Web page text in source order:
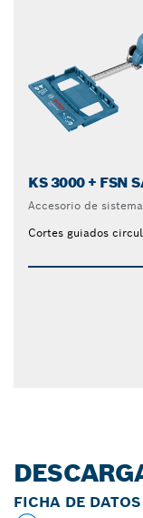
KS 3000 + FSN
Accesorio de sistema
Cortes guiados
FICHA DE